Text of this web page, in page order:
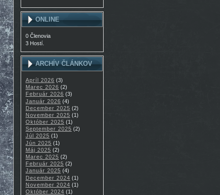
ONLINE
0 Členovia
3 Hostí.
ARCHÍV ČLÁNKOV
Apríl 2026 (3)
Marec 2026 (2)
Február 2026 (3)
Január 2026 (4)
December 2025 (2)
November 2025 (1)
Október 2025 (1)
September 2025 (2)
Júl 2025 (1)
Jún 2025 (1)
Máj 2025 (2)
Marec 2025 (2)
Február 2025 (2)
Január 2025 (4)
December 2024 (1)
November 2024 (1)
Október 2024 (1)